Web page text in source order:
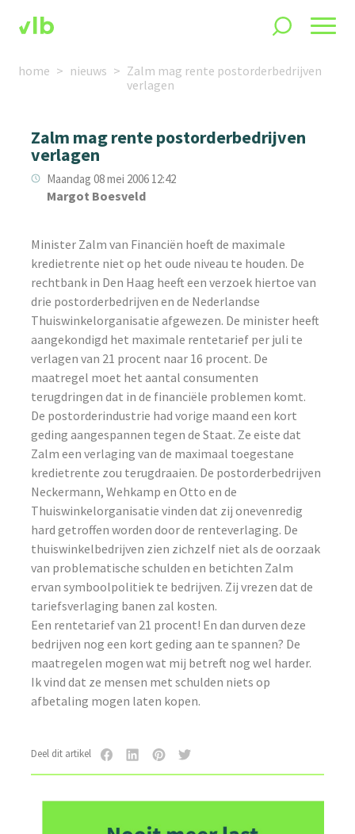
home nieuws
Zalm mag rente postorderbedrijven
verlagen
Zalm mag rente postorderbedrijven
verlagen
Maandag 08 mei 2006 12:42
Margot Boesveld
Minister Zalm van Financiën hoeft de maximale
kredietrente niet op het oude niveau te houden. De
rechtbank in Den Haag heeft een verzoek hiertoe van
drie postorderbedrijven en de Nederlandse
Thuiswinkelorganisatie afgewezen. De minister heeft
aangekondigd het maximale rentetarief per juli te
verlagen van 21 procent naar 16 procent. De
maatregel moet het aantal consumenten
terugdringen dat in de financiële problemen komt.
De postorderindustrie had vorige maand een kort
geding aangespannen tegen de Staat. Ze eiste dat
Zalm een verlaging van de maximaal toegestane
kredietrente zou terugdraaien. De postorderbedrijven
Neckermann, Wehkamp en Otto en de
Thuiswinkelorganisatie vinden dat zij onevenredig
hard getroffen worden door de renteverlaging. De
thuiswinkelbedrijven zien zichzelf niet als de oorzaak
van problematische schulden en betichten Zalm
ervan symboolpolitiek te bedrijven. Zij vrezen dat de
tariefsverlaging banen zal kosten.
Een rentetarief van 21 procent! En dan durven deze
bedrijven nog een kort geding aan te spannen? De
maatregelen mogen wat mij betreft nog wel harder.
Ik vind dat ze mensen met schulden niets op
afbetaling mogen laten kopen.
Deel dit artikel